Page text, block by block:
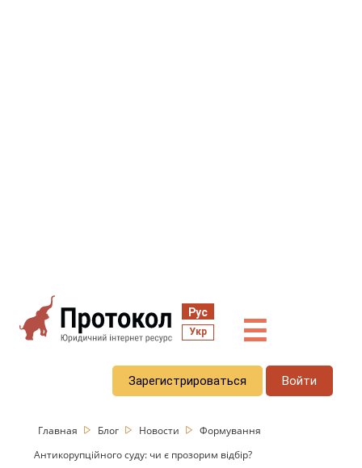
Рус
Укр ☰
Зарегистрироваться Войти
Главная Блог Новости
Формування
Антикорупційного суду: чи є прозорим відбір?